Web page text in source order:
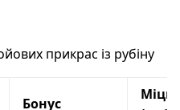
прикрас із рубіну
Бонус